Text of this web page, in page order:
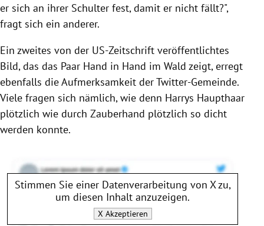
er sich an ihrer Schulter fest, damit er nicht fällt?",
fragt sich ein anderer.
Ein zweites von der US-Zeitschrift veröffentlichtes
Bild, das das Paar Hand in Hand im Wald zeigt, erregt
ebenfalls die Aufmerksamkeit der Twitter-Gemeinde.
Viele fragen sich nämlich, wie denn Harrys Haupthaar
plötzlich wie durch Zauberhand plötzlich so dicht
werden konnte.
Stimmen Sie einer Datenverarbeitung von Xzu,
um diesen Inhalt anzuzeigen.
X Akzeptieren